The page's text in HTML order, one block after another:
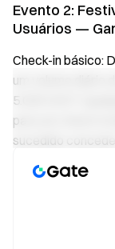
Evento 2:
Usuários —
Check-in básico:
um volume diário
5.000 USDT
para um check-in
sucedido
Check-in
atingirem um
ou igual a 20.000
qualificam para